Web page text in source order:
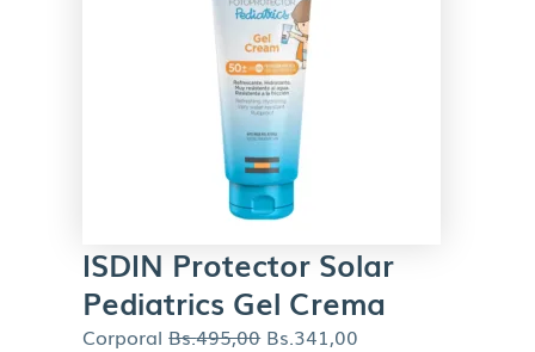
ISDIN Protector Solar
Pediatrics Gel Crema
CorporalBs.495,00 Bs.341,00